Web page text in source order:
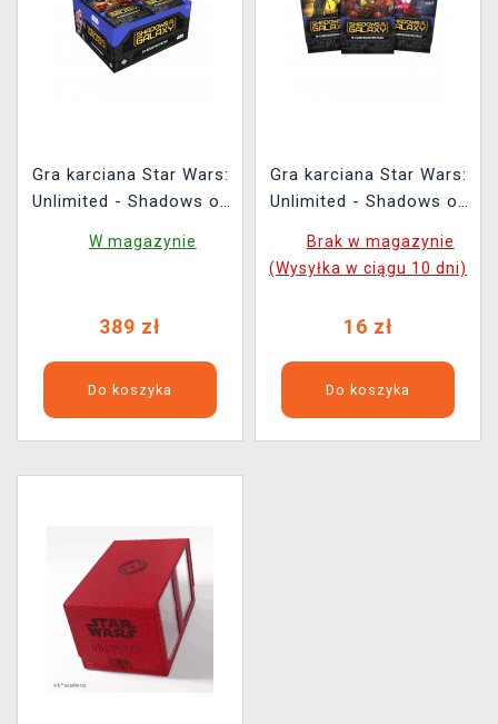
Gra karciana Star Wars:
Unlimited - Shadows of
(24 boostery)
W magazynie
389 zł
Do koszyka
Gra karciana Star Wars:
Unlimited - Shadows of
kart)
Brak w magazynie
(Wysyłka w ciągu 10 dni)
16 zł
Do koszyka